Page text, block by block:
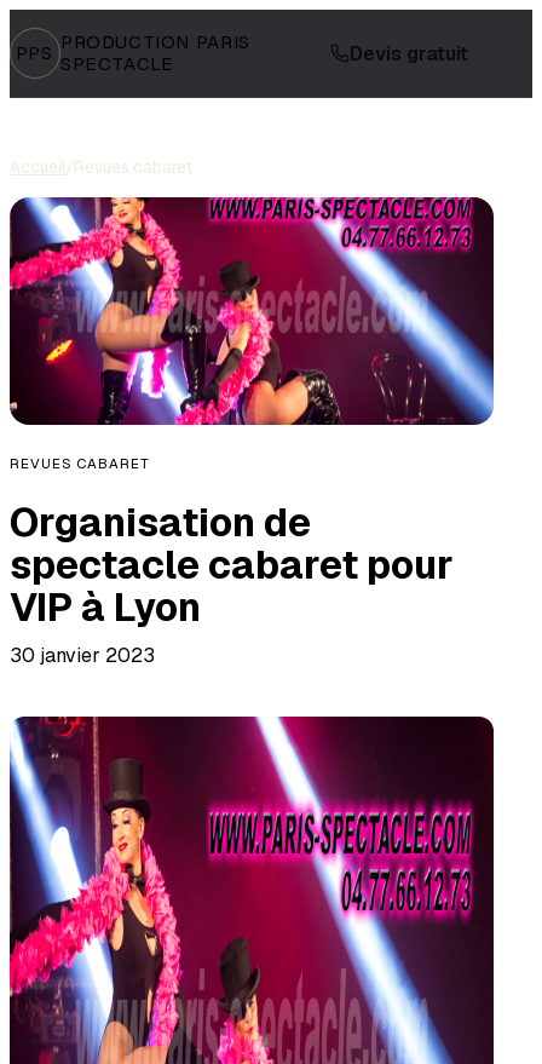
PPS PRODUCTION PARIS
SPECTACLE
Devis gratuit
Accueil/Revues cabaret
REVUES CABARET
Organisation de
spectacle cabaret pour
VIP à Lyon
30 janvier 2023